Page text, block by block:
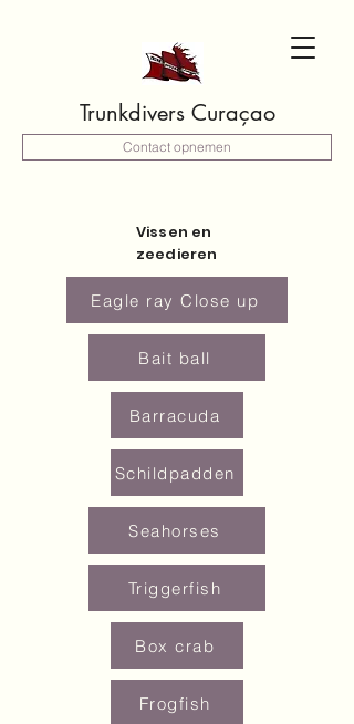
Trunkdivers Curaçao
Contact opnemen
Vissen en
zeedieren
Eagle ray Close up
Bait ball
Barracuda
Schildpadden
Seahorses
Triggerfish
Box crab
Frogfish